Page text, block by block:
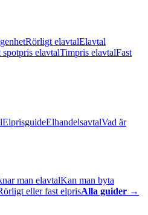
Rörligt elavtalElavtal
elavtalTimpris elavtalFast
ElprisguideElhandelsavtalVad är
man elavtalKan man byta
eller fast elprisAlla guider →